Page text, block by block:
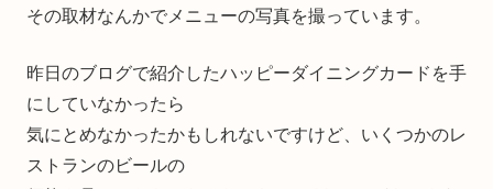
その取材なんかでメニューの写真を撮っています。
昨日のブログで紹介したハッピーダイニングカードを手
にしていなかったら
気にとめなかったかもしれないですけど、いくつかのレ
ストランのビールの